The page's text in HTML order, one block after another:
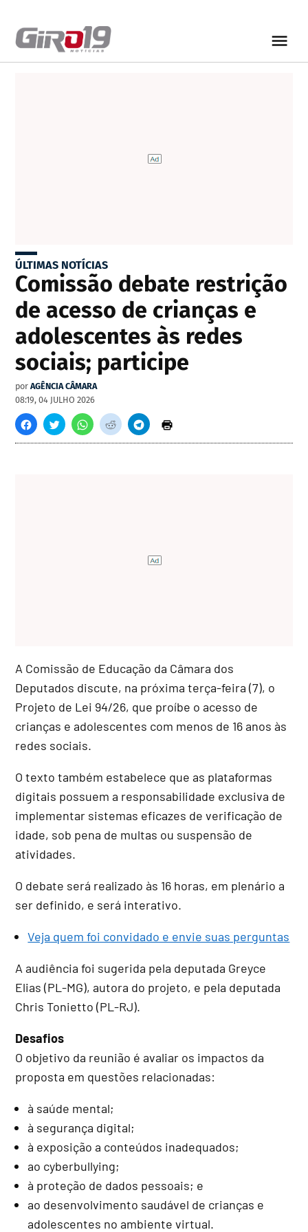
ÚLTIMAS NOTÍCIAS
Comissão debate restrição
de acesso de crianças e
adolescentes às redes
sociais; participe
por AGÊNCIA CÂMARA
08:19, 04 JULHO 2026
A Comissão de Educação da Câmara dos
Deputados discute, na próxima terça-feira (7), o
Projeto de Lei 94/26, que proíbe o acesso de
crianças e adolescentes com menos de 16 anos às
redes sociais.
O texto também estabelece que as plataformas
digitais possuem a responsabilidade exclusiva de
implementar sistemas eficazes de verificação de
idade, sob pena de multas ou suspensão de
atividades.
O debate será realizado às 16 horas, em plenário a
ser definido, e será interativo.
Veja quem foi convidado e envie suas perguntas
A audiência foi sugerida pela deputada Greyce
Elias (PL-MG), autora do projeto, e pela deputada
Chris Tonietto (PL-RJ).
Desafios
O objetivo da reunião é avaliar os impactos da
proposta em questões relacionadas:
à saúde mental;
à segurança digital;
à exposição a conteúdos inadequados;
ao cyberbullying;
à proteção de dados pessoais; e
ao desenvolvimento saudável de crianças e
adolescentes no ambiente virtual.